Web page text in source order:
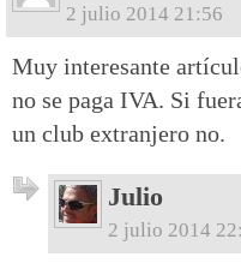
2 julio 2014 21:56
Muy interesante
no se paga IVA. Si
un club extranjero no.
Julio
2 julio 2014